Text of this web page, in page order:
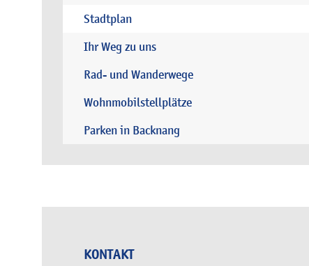
Stadtplan
Ihr Weg zu uns
Rad- und Wanderwege
Wohnmobilstellplätze
Parken in Backnang
KONTAKT